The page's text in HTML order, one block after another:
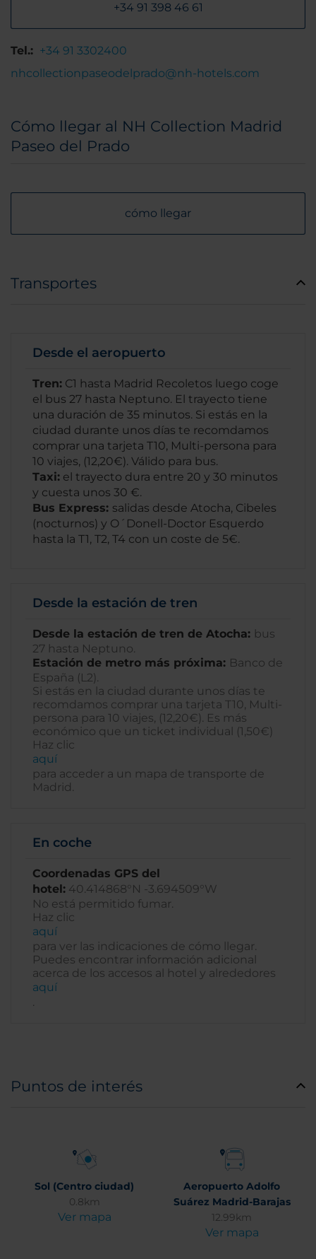
+34 91 398 46 61
Tel.: +34 91 3302400
nhcollectionpaseodelprado@nh-hotels.com
Cómo llegar al NH Collection Madrid
Paseo del Prado
cómo llegar
Transportes
Desde el aeropuerto
Tren: C1 hasta Madrid Recoletos luego coge
el bus 27 hasta Neptuno. El trayecto tiene
una duración de 35 minutos. Si estás en la
ciudad durante unos días te recomdamos
comprar una tarjeta T10, Multi-persona para
10 viajes, (12,20€). Válido para bus.
Taxi: el trayecto dura entre 20 y 30 minutos
y cuesta unos 30 €.
Bus Express: salidas desde Atocha, Cibeles
(nocturnos) y O´Donell-Doctor Esquerdo
hasta la T1, T2, T4 con un coste de 5€.
Desde la estación de tren
Desde la estación de tren de Atocha: bus
27 hasta Neptuno.
Estación de metro más próxima: Banco de
España (L2).
Si estás en la ciudad durante unos días te
recomdamos comprar una tarjeta T10, Multi-
persona para 10 viajes, (12,20€). Es más
económico que un ticket individual (1,50€)
Haz clic
aquí
para acceder a un mapa de transporte de
Madrid.
En coche
Coordenadas GPS del
hotel: 40.414868°N -3.694509°W
No está permitido fumar.
Haz clic
aquí­
para ver las indicaciones de cómo llegar.
Puedes encontrar información adicional
acerca de los accesos al hotel y alrededores
aquí­
.
Puntos de interés
Sol (Centro ciudad)
0.8km
Ver mapa
Aeropuerto Adolfo
Suárez Madrid-Barajas
12.99km
Ver mapa